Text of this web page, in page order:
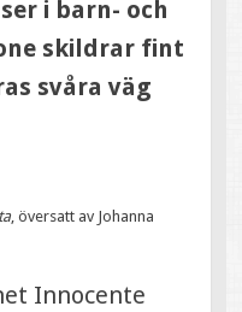
i barn- och
skildrar fint
svåra väg
, översatt av Johanna
Innocente